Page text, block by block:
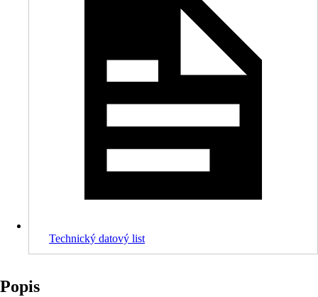
Technický datový list
Popis